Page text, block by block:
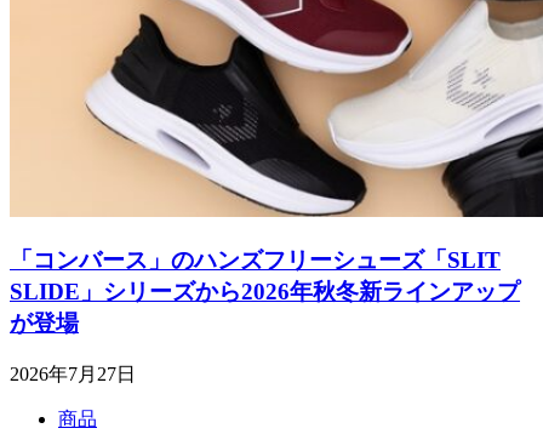
「コンバース」のハンズフリーシューズ「SLIT
SLIDE」シリーズから2026年秋冬新ラインアップ
が登場
2026年7月27日
商品